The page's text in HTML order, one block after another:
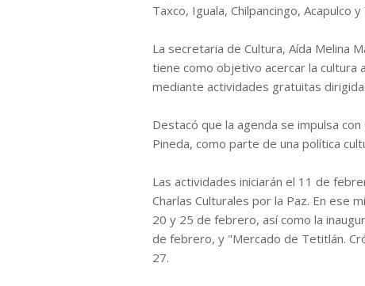
Taxco, Iguala, Chilpancingo, Acapulco
La secretaria de Cultura, Aída Melina
tiene como objetivo acercar la
mediante actividades gratuitas
Destacó que la agenda se impulsa
Pineda, como parte de una política
Las actividades iniciarán el 11 de
Charlas Culturales por la Paz. En ese
20 y 25 de febrero, así como la
de febrero, y "Mercado de Tetitlán.
27.